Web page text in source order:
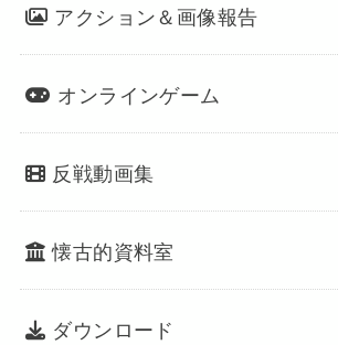
アクション＆画像報告
オンラインゲーム
反戦動画集
懐古的資料室
ダウンロード